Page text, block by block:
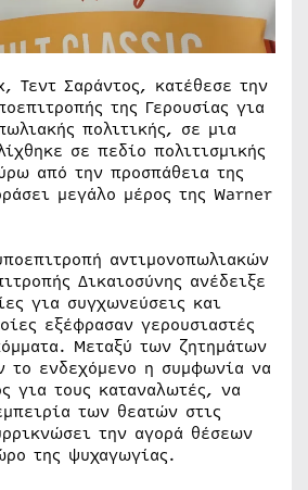
Τεντ Σαράντος, κατέθεσε την
της Γερουσίας για
πολιτικής, σε μια
σε πεδίο πολιτισμικής
από την προσπάθεια της
μεγάλο μέρος της Warner
αντιμονοπωλιακών
Δικαιοσύνης ανέδειξε
για συγχωνεύσεις και
εξέφρασαν γερουσιαστές
Μεταξύ των ζητημάτων
το ενδεχόμενο η συμφωνία να
για τους καταναλωτές, να
των θεατών στις
την αγορά θέσεων
της ψυχαγωγίας.